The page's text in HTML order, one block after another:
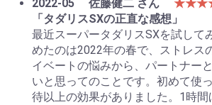
2022-05
佐藤健二 さん
「タダリスSXの正直な感想」
最近スーパータダリスSXを試して
めたのは2022年の春で、ストレス
イベートの悩みから、パートナー
いと思ってのことです。初めて使
待以上の効果がありました。1時